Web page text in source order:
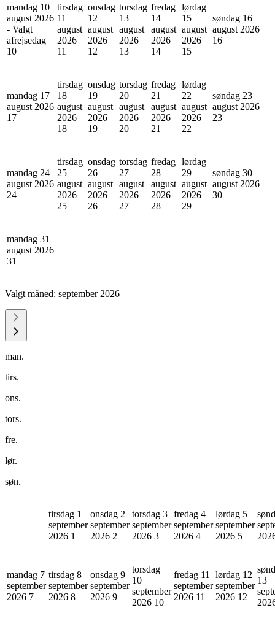
mandag 10
august 2026
- Valgt
afrejsedag
10
tirsdag
11
august
2026
11
onsdag
12
august
2026
12
torsdag
13
august
2026
13
fredag
14
august
2026
14
lørdag
15
august
2026
15
søndag 16
august 2026
16
mandag 17
august 2026
17
tirsdag
18
august
2026
18
onsdag
19
august
2026
19
torsdag
20
august
2026
20
fredag
21
august
2026
21
lørdag
22
august
2026
22
søndag 23
august 2026
23
mandag 24
august 2026
24
tirsdag
25
august
2026
25
onsdag
26
august
2026
26
torsdag
27
august
2026
27
fredag
28
august
2026
28
lørdag
29
august
2026
29
søndag 30
august 2026
30
mandag 31
august 2026
31
Valgt måned: september 2026
man.
tirs.
ons.
tors.
fre.
lør.
søn.
tirsdag 1
september
2026 1
onsdag 2
september
2026 2
torsdag 3
september
2026 3
fredag 4
september
2026 4
lørdag 5
september
2026 5
mandag 7
september
2026 7
tirsdag 8
september
2026 8
onsdag 9
september
2026 9
torsdag
10
september
2026 10
fredag 11
september
2026 11
lørdag 12
september
2026 12
13